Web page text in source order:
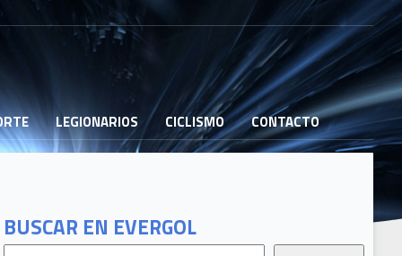
LEGIONARIOS CICLISMO CONTACTO
BUSCAR EN EVERGOL